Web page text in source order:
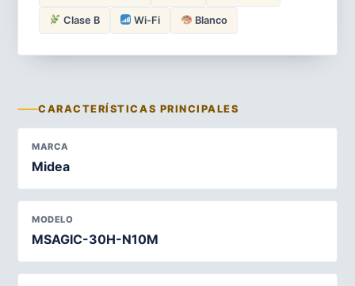
Clase B Wi-Fi Blanco
CARACTERÍSTICAS PRINCIPALES
MARCA
Midea
MODELO
MSAGIC-30H-N10M